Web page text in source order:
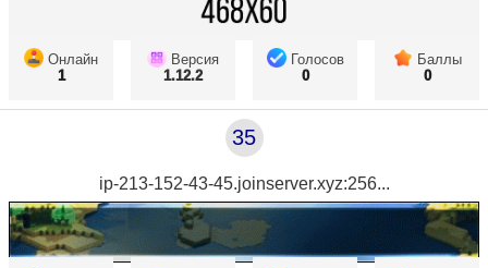
Онлайн
1
Версия
1.12.2
Голосов
0
Баллы
0
35
ip-213-152-43-45.joinserver.xyz:256...